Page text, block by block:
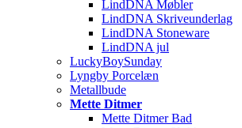
LindDNA Møbler
LindDNA Skriveunderlag
LindDNA Stoneware
LindDNA jul
LuckyBoySunday
Lyngby Porcelæn
Metallbude
Mette Ditmer
Mette Ditmer Bad